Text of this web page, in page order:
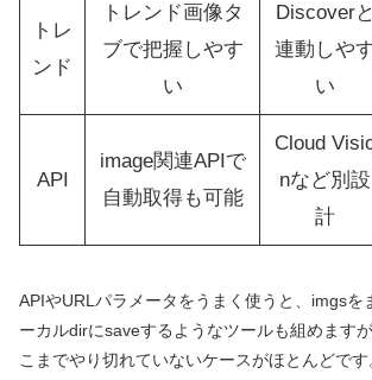
トレ
ンド
トレンド画像タ
ブで把握しやす
い
Discoverと
連動しや
い
API
image関連APIで
自動取得も可能
Cloud
nなど別設
計
APIやURLパラメータをうまく使うと、imgsを
ーカルdirにsaveするようなツールも組めます
こまでやり切れていないケースがほとんどです